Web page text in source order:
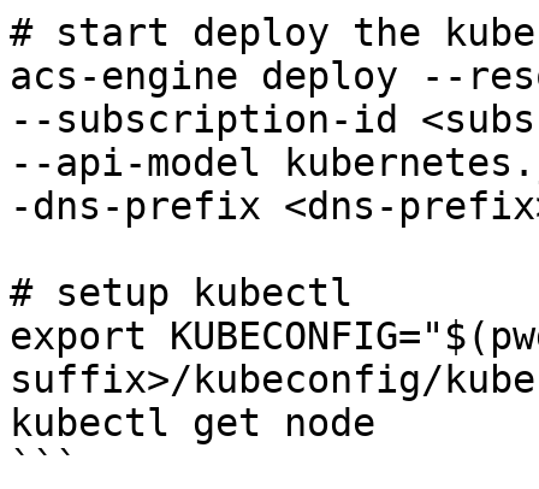
# start deploy the
acs-engine deploy --
--subscription-id
--api-model
-dns-prefix <dns-
# setup kubectl
export
suffix>/kubeconfig/
kubectl get node
```